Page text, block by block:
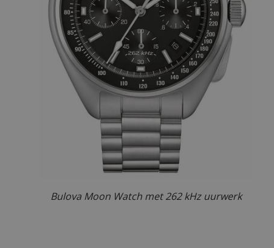
Bulova Moon Watch met 262 kHz uurwerk